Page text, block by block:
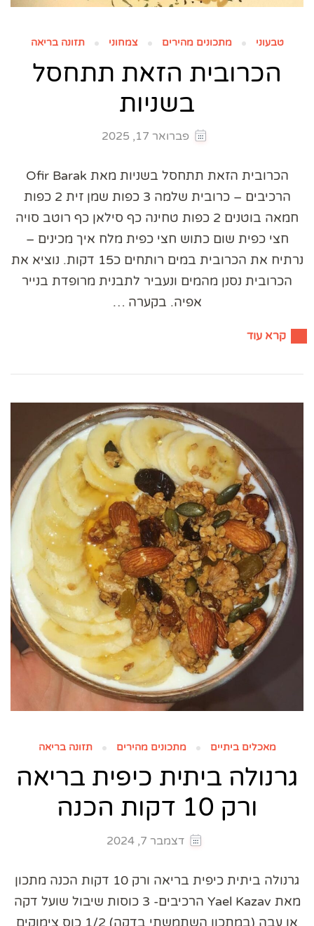
טבעוני מתכונים מהירים צמחוני תזונה בריאה
הכרובית הזאת תתחסל
בשניות
פברואר 17, 2025
הרכיבים – כרובית שלמה 3 כפות שמן זית 2 כפות
חמאה בוטנים 2 כפות טחינה כף סילאן כף רוטב סויה
חצי כפית שום כתוש חצי כפית מלח איך מכינים –
נרתיח את הכרובית במים רותחים כ15 דקות. נוציא את
הכרובית נסנן מהמים ונעביר לתבנית מרופדת בנייר
אפיה. בקערה …
קרא עוד
מאכלים ביתיים מתכונים מהירים תזונה בריאה
גרנולה ביתית כיפית בריאה
ורק 10 דקות הכנה
דצמבר 7, 2024
גרנולה ביתית כיפית בריאה ורק 10 דקות הכנה מתכון
מאת Yael Kazav הרכיבים- 3 כוסות שיבול שועל דקה
או עבה (במתכון השתמשתי בדקה) 1/2 כוס צימוקים